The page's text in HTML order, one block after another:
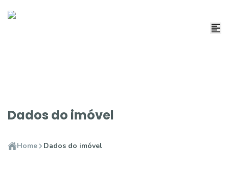
Dados do imóvel
Home Dados do imóvel